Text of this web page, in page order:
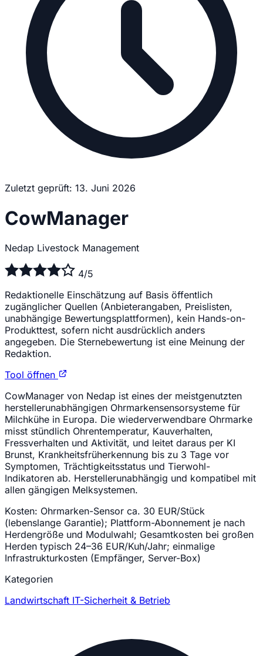
Zuletzt geprüft: 13. Juni 2026
CowManager
Nedap Livestock Management
4/5
Redaktionelle Einschätzung auf Basis öffentlich
zugänglicher Quellen (Anbieterangaben, Preislisten,
unabhängige Bewertungsplattformen), kein Hands-on-
Produkttest, sofern nicht ausdrücklich anders
angegeben. Die Sternebewertung ist eine Meinung der
Redaktion.
Tool öffnen
CowManager von Nedap ist eines der meistgenutzten
herstellerunabhängigen Ohrmarkensensorsysteme für
Milchkühe in Europa. Die wiederverwendbare Ohrmarke
misst stündlich Ohrentemperatur, Kauverhalten,
Fressverhalten und Aktivität, und leitet daraus per KI
Brunst, Krankheitsfrüherkennung bis zu 3 Tage vor
Symptomen, Trächtigkeitsstatus und Tierwohl-
Indikatoren ab. Herstellerunabhängig und kompatibel mit
allen gängigen Melksystemen.
Kosten: Ohrmarken-Sensor ca. 30 EUR/Stück
(lebenslange Garantie); Plattform-Abonnement je nach
Herdengröße und Modulwahl; Gesamtkosten bei großen
Herden typisch 24–36 EUR/Kuh/Jahr; einmalige
Infrastrukturkosten (Empfänger, Server-Box)
Kategorien
Landwirtschaft IT-Sicherheit & Betrieb